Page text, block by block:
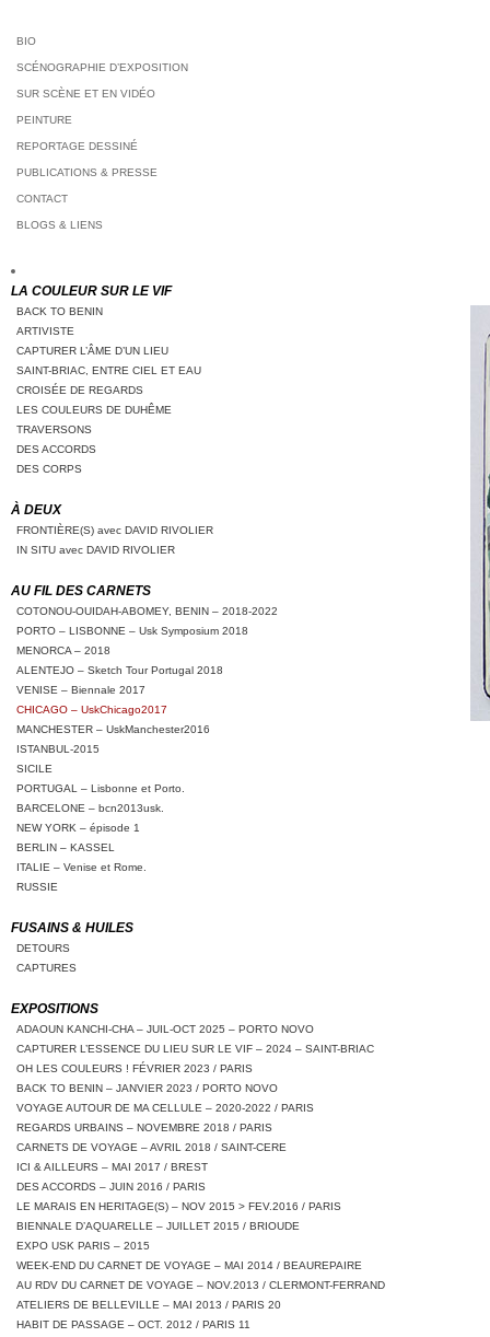
BIO
SCÉNOGRAPHIE D’EXPOSITION
SUR SCÈNE ET EN VIDÉO
PEINTURE
REPORTAGE DESSINÉ
PUBLICATIONS & PRESSE
CONTACT
BLOGS & LIENS
LA COULEUR SUR LE VIF
BACK TO BENIN
ARTIVISTE
CAPTURER L’ÂME D’UN LIEU
SAINT-BRIAC, ENTRE CIEL ET EAU
CROISÉE DE REGARDS
LES COULEURS DE DUHÊME
TRAVERSONS
DES ACCORDS
DES CORPS
À DEUX
FRONTIÈRE(S) avec DAVID RIVOLIER
IN SITU avec DAVID RIVOLIER
AU FIL DES CARNETS
COTONOU-OUIDAH-ABOMEY, BENIN – 2018-2022
PORTO – LISBONNE – Usk Symposium 2018
MENORCA – 2018
ALENTEJO – Sketch Tour Portugal 2018
VENISE – Biennale 2017
CHICAGO – UskChicago2017
MANCHESTER – UskManchester2016
ISTANBUL-2015
SICILE
PORTUGAL – Lisbonne et Porto.
BARCELONE – bcn2013usk.
NEW YORK – épisode 1
BERLIN – KASSEL
ITALIE – Venise et Rome.
RUSSIE
FUSAINS & HUILES
DETOURS
CAPTURES
EXPOSITIONS
ADAOUN KANCHI-CHA – JUIL-OCT 2025 – PORTO NOVO
CAPTURER L’ESSENCE DU LIEU SUR LE VIF – 2024 – SAINT-BRIAC
OH LES COULEURS ! FÉVRIER 2023 / PARIS
BACK TO BENIN – JANVIER 2023 / PORTO NOVO
VOYAGE AUTOUR DE MA CELLULE – 2020-2022 / PARIS
REGARDS URBAINS – NOVEMBRE 2018 / PARIS
CARNETS DE VOYAGE – AVRIL 2018 / SAINT-CERE
ICI & AILLEURS – MAI 2017 / BREST
DES ACCORDS – JUIN 2016 / PARIS
LE MARAIS EN HERITAGE(S) – NOV 2015 > FEV.2016 / PARIS
BIENNALE D’AQUARELLE – JUILLET 2015 / BRIOUDE
EXPO USK PARIS – 2015
WEEK-END DU CARNET DE VOYAGE – MAI 2014 / BEAUREPAIRE
AU RDV DU CARNET DE VOYAGE – NOV.2013 / CLERMONT-FERRAND
ATELIERS DE BELLEVILLE – MAI 2013 / PARIS 20
HABIT DE PASSAGE – OCT. 2012 / PARIS 11